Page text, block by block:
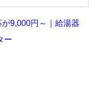
9,000円～｜給湯器
ー